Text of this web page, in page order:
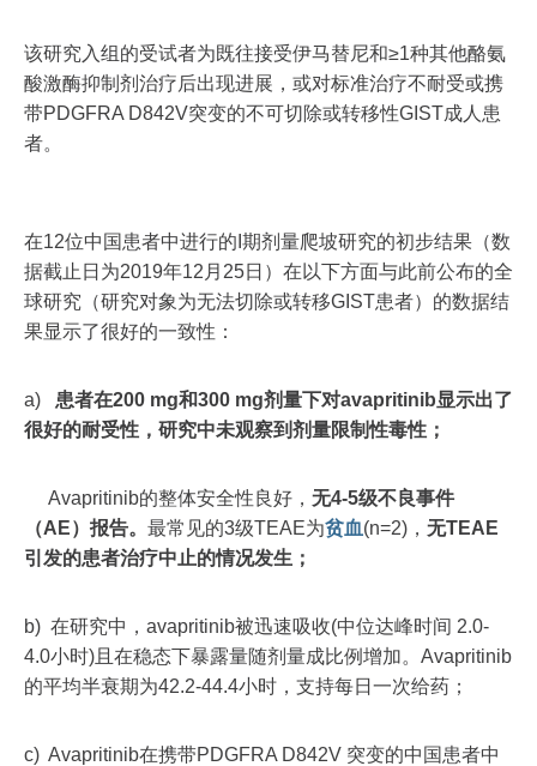
该研究入组的受试者为既往接受伊马替尼和≥1种其他酪氨
酸激酶抑制剂治疗后出现进展，或对标准治疗不耐受或携
带PDGFRA D842V突变的不可切除或转移性GIST成人患
者。
在12位中国患者中进行的I期剂量爬坡研究的初步结果（数
据截止日为2019年12月25日）在以下方面与此前公布的全
球研究（研究对象为无法切除或转移GIST患者）的数据结
果显示了很好的一致性：
a) 患者在200 mg和300 mg剂量下对avapritinib显示出了
很好的耐受性，研究中未观察到剂量限制性毒性；
Avapritinib的整体安全性良好， 无4-5级不良事件
（AE）报告。 最常见的3级TEAE为贫血(n=2)， 无TEAE
引发的患者治疗中止的情况发生；
b) 在研究中，avapritinib被迅速吸收(中位达峰时间 2.0-
4.0小时)且在稳态下暴露量随剂量成比例增加。Avapritinib
的平均半衰期为42.2-44.4小时，支持每日一次给药；
c) Avapritinib在携带PDGFRA D842V 突变的中国患者中